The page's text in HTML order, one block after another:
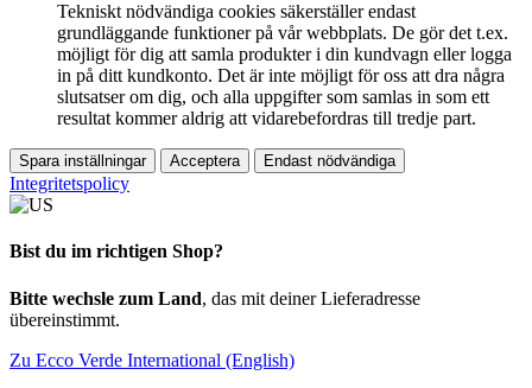
Tekniskt nödvändiga cookies säkerställer endast
grundläggande funktioner på vår webbplats. De gör det t.ex.
möjligt för dig att samla produkter i din kundvagn eller logga
in på ditt kundkonto. Det är inte möjligt för oss att dra några
slutsatser om dig, och alla uppgifter som samlas in som ett
resultat kommer aldrig att vidarebefordras till tredje part.
Spara inställningar Acceptera Endast nödvändiga
Integritetspolicy
Bist du im richtigen Shop?
Bitte wechsle zum Land, das mit deiner Lieferadresse
übereinstimmt.
Zu Ecco Verde International (English)